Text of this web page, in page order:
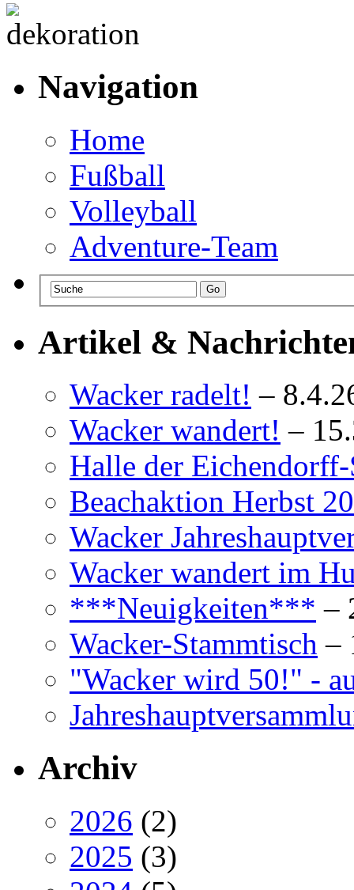
Navigation
Home
Fußball
Volleyball
Adventure-Team
Artikel &
Wacker radelt! –
Wacker wandert! –
Halle der
Beachaktion Herbst
Wacker
Wacker wandert im
***Neuigkeiten*** –
Wacker-Stammtisch –
"Wacker wird 50!" -
Archiv
2026 (2)
2025 (3)